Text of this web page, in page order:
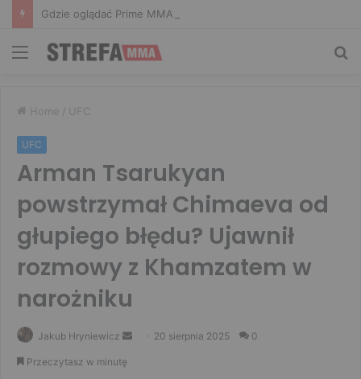
Gdzie oglądać Prime MMA 18? Transmisja na żywo
Menu
Home / UFC
UFC
Arman Tsarukyan
powstrzymał Chimaeva od
głupiego błędu? Ujawnił
rozmowy z Khamzatem w
narożniku
Jakub Hryniewicz
Send 20 sierpnia 2025 0
Przeczytasz w minutę